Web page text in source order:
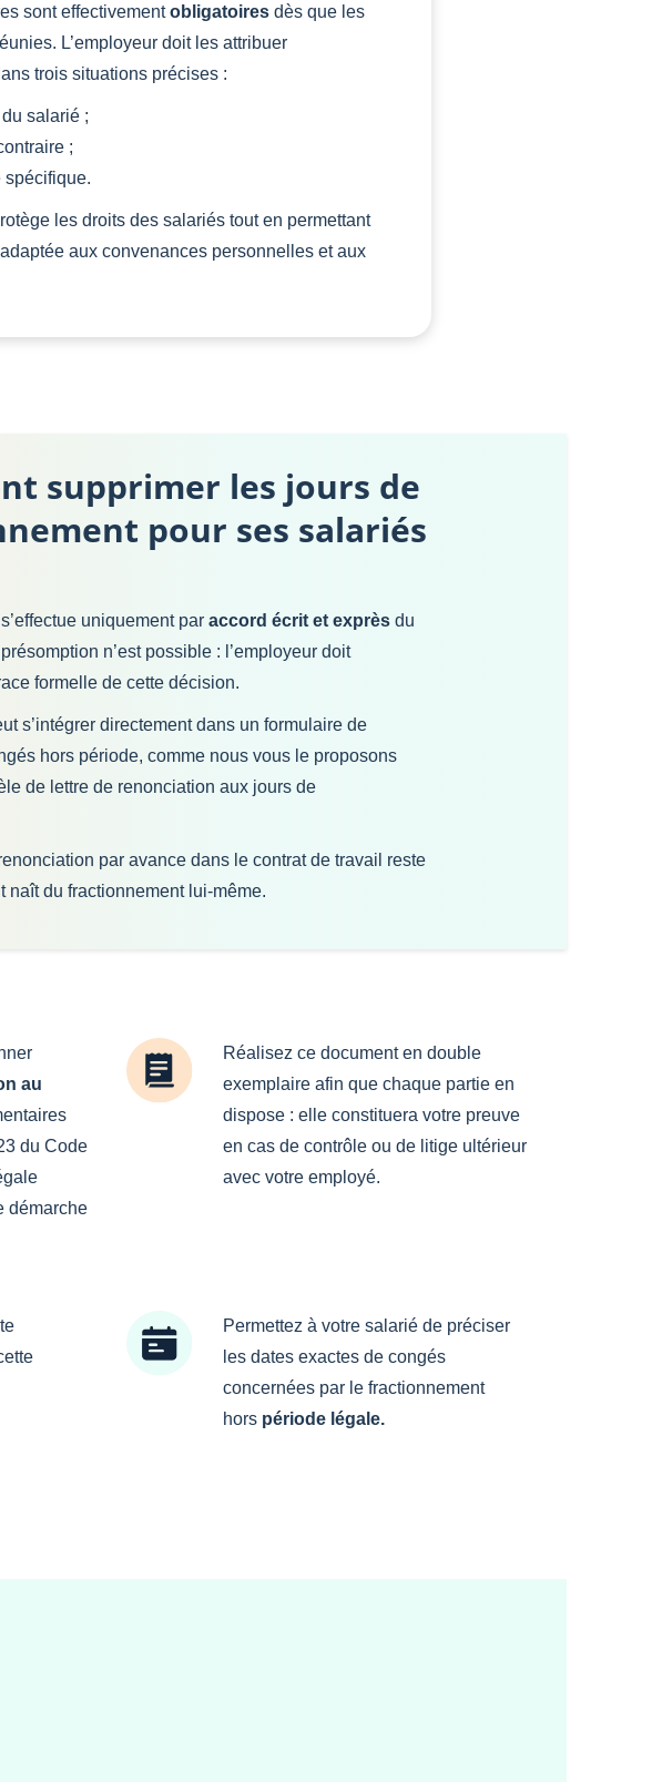
sont effectivementobligatoires dès que les
L’employeur doit les attribuer
trois situations précises :
salarié ;
;
spécifique.
les droits des salariés tout en permettant
aux convenances personnelles et aux
supprimer les jours de
pour ses salariés
uniquement par accord écrit et exprèsdu
n’est possible : l’employeur doit
formelle de cette décision.
s’intégrer directement dans un formulaire de
hors période, comme nous vous le proposons
de lettre de renonciation aux jours de
par avance dans le contrat de travail reste
naît du fractionnement lui-même.
au
du Code
démarche
Réalisez ce document en double
exemplaire afin que chaque partie en
dispose : elle constituera votre preuve
en cas de contrôle ou de litige ultérieur
avec votre employé.
Permettez à votre salarié de préciser
les dates exactes de congés
concernées par le fractionnement
hors période légale.